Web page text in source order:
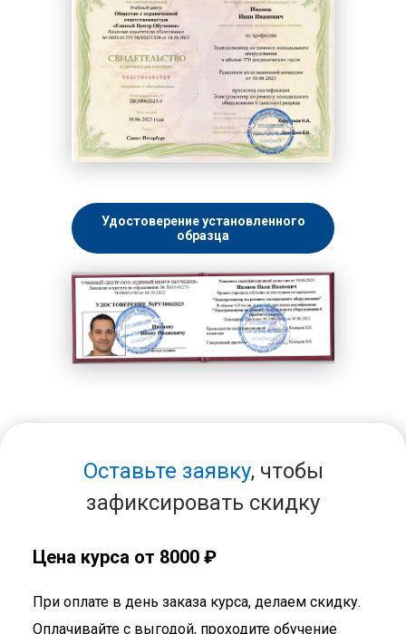
Удостоверение установленного
образца
Оставьте заявку, чтобы
зафиксировать скидку
Цена курса от 8000 ₽
При оплате в день заказа курса, делаем скидку.
Оплачивайте с выгодой, проходите обучение